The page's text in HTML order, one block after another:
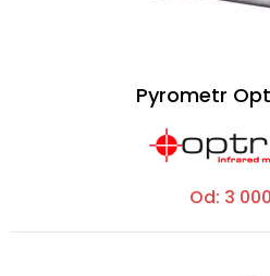
Pyrometr
Od: 3 000